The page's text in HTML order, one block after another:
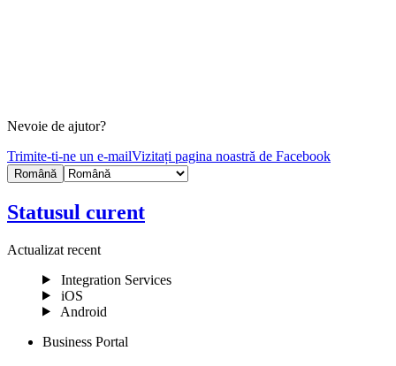
Nevoie de ajutor?
Trimite-ti-ne un e-mailVizitați pagina noastră de Facebook
Română
Statusul curent
Actualizat recent
Integration Services
iOS
Android
Business Portal